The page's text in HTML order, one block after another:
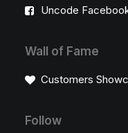
Uncode
Wall of Fame
Customers
Follow